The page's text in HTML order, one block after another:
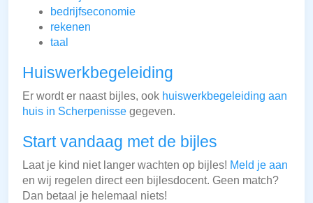
bedrijfseconomie
rekenen
taal
Huiswerkbegeleiding
Er wordt er naast bijles, ook huiswerkbegeleiding aan
huis in Scherpenisse gegeven.
Start vandaag met de bijles
Laat je kind niet langer wachten op bijles! Meld je aan
en wij regelen direct een bijlesdocent. Geen match?
Dan betaal je helemaal niets!